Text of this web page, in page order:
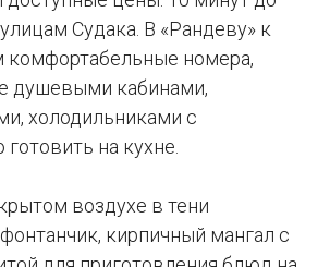
Судака. В «Рандеву» к
комфортабельные номера,
душевыми кабинами,
холодильниками с
на кухне.
воздухе в тени
кирпичный мангал с